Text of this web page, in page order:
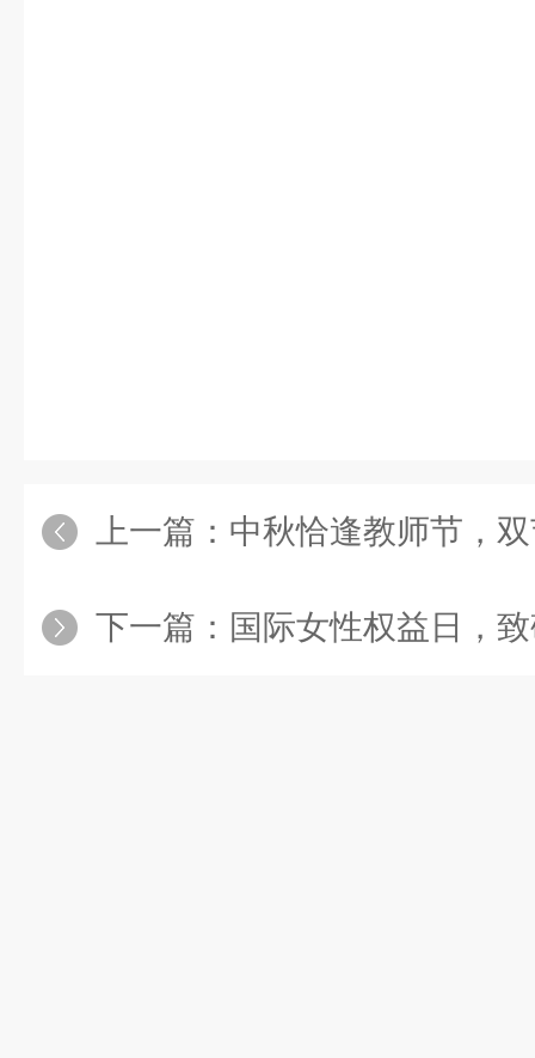
上一篇： 中秋恰逢教师节，双节同贺欢
下一篇： 国际女性权益日，